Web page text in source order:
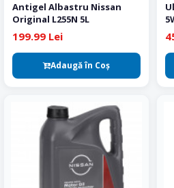
Antigel Albastru Nissan
Original L255N 5L
199.99 Lei
Adaugă în Coş